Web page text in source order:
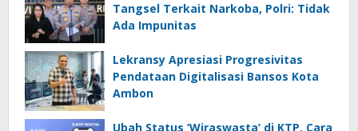
Tangsel Terkait Narkoba, Polri: Tidak
Ada Impunitas
Lekransy Apresiasi Progresivitas
Pendataan Digitalisasi Bansos Kota
Ambon
Ubah Status ‘Wiraswasta’ di KTP, Cara